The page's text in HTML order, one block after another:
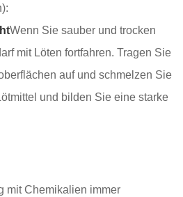
Wenn Sie sauber und trocken
mit Löten fortfahren. Tragen Sie
auf und schmelzen Sie
und bilden Sie eine starke
mit Chemikalien immer